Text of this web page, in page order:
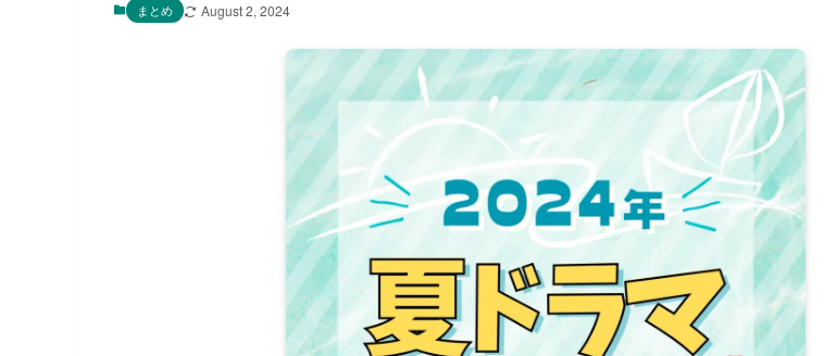
まとめ August 2, 2024